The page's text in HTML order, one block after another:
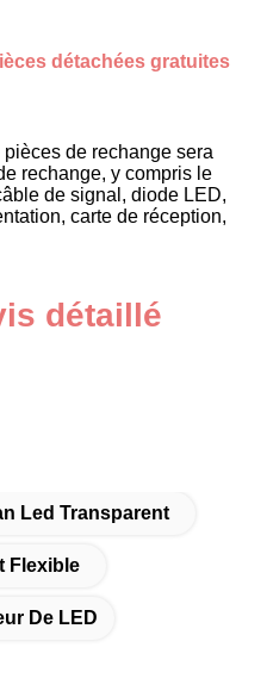
détachées gratuites
de rechange sera
rechange, y compris le
de signal, diode LED,
carte de réception,
détaillé
Led Transparent
Flexible
De LED